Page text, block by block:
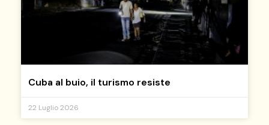
Cuba al buio, il turismo resiste
22 Luglio 2026